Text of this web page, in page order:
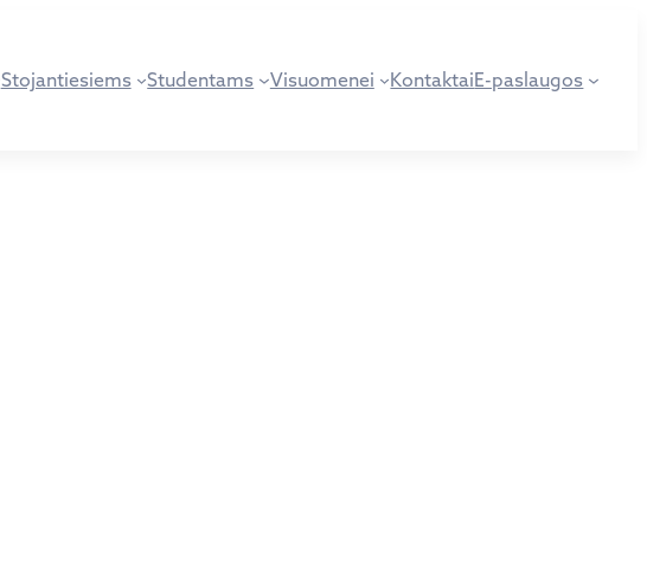
Stojantiesiems Studentams Visuomenei KontaktaiE-paslaugos